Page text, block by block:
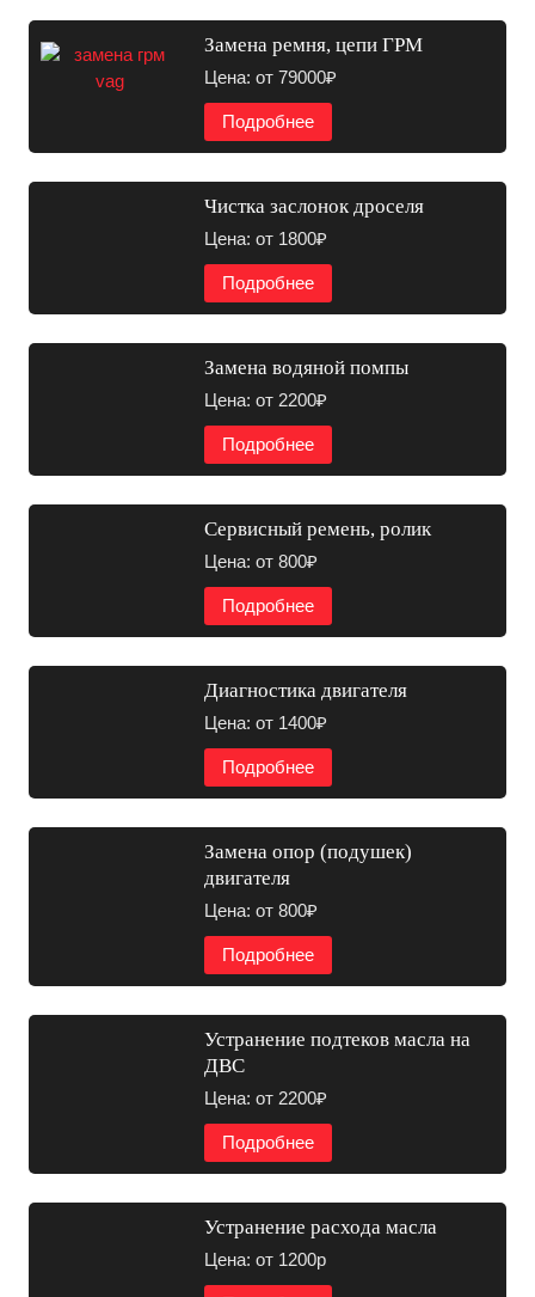
Замена ремня, цепи ГРМ
Цена: от 79000₽
Подробнее
Чистка заслонок дроселя
Цена: от 1800₽
Подробнее
Замена водяной помпы
Цена: от 2200₽
Подробнее
Сервисный ремень, ролик
Цена: от 800₽
Подробнее
Диагностика двигателя
Цена: от 1400₽
Подробнее
Замена опор (подушек)
двигателя
Цена: от 800₽
Подробнее
Устранение подтеков масла на
ДВС
Цена: от 2200₽
Подробнее
Устранение расхода масла
Цена: от 1200р